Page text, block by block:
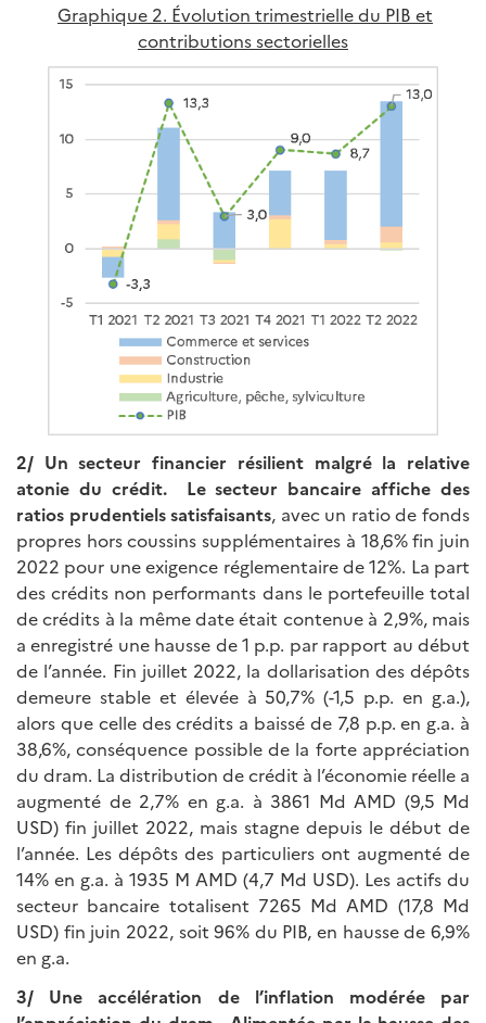
Graphique 2. Évolution trimestrielle du PIB et
contributions sectorielles
2/ Un secteur financier résilient malgré la relative
atonie du crédit. Le secteur bancaire affiche des
ratios prudentiels satisfaisants, avec un ratio de fonds
propres hors coussins supplémentaires à 18,6% fin juin
2022 pour une exigence réglementaire de 12%. La part
des crédits non performants dans le portefeuille total
de crédits à la même date était contenue à 2,9%, mais
a enregistré une hausse de 1 p.p. par rapport au début
de l’année. Fin juillet 2022, la dollarisation des dépôts
demeure stable et élevée à 50,7% (-1,5 p.p. en g.a.),
alors que celle des crédits a baissé de 7,8 p.p. en g.a. à
38,6%, conséquence possible de la forte appréciation
du dram. La distribution de crédit à l’économie réelle a
augmenté de 2,7% en g.a. à 3861 Md AMD (9,5 Md
USD) fin juillet 2022, mais stagne depuis le début de
l’année. Les dépôts des particuliers ont augmenté de
14% en g.a. à 1935 M AMD (4,7 Md USD). Les actifs du
secteur bancaire totalisent 7265 Md AMD (17,8 Md
USD) fin juin 2022, soit 96% du PIB, en hausse de 6,9%
en g.a.
3/ Une accélération de l’inflation modérée par